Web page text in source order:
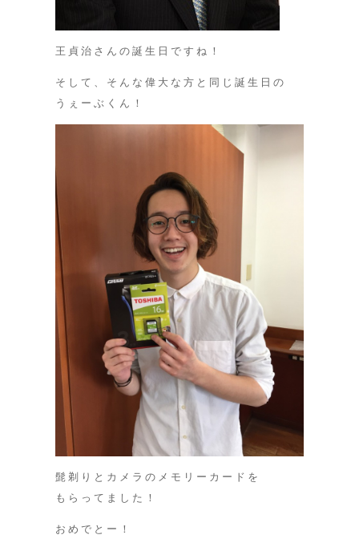
王貞治さんの誕生日ですね！
そして、そんな偉大な方と同じ誕生日の
うぇーぶくん！
髭剃りとカメラのメモリーカードを
もらってました！
おめでとー！